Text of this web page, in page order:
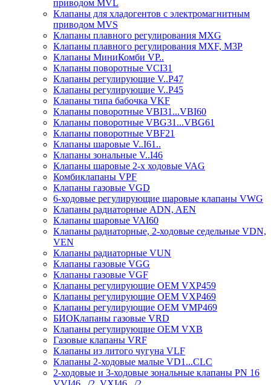
приводом MVL
Клапаны для хладогентов с электромагнитным
приводом MVS
Клапаны плавного регулирования MXG
Клапаны плавного регулирования MXF, M3P
Клапаны МиниКомби VP..
Клапаны поворотные VCI31
Клапаны регулирующие V..P47
Клапаны регулирующие V..P45
Клапаны типа бабочка VKF
Клапаны поворотные VBI31...VBI60
Клапаны поворотные VBG31...VBG61
Клапаны поворотные VBF21
Клапаны шаровые V..I61..
Клапаны зональные V..I46
Клапаны шаровые 2-х ходовые VAG
Комбиклапаны VPF
Клапаны газовые VGD
6-ходовые регулирующие шаровые клапаны VWG
Клапаны радиаторные ADN, AЕN
Клапаны шаровые VAI60
Клапаны радиаторные, 2-ходовые седельные VDN,
VEN
Клапаны радиаторные VUN
Клапаны газовые VGG
Клапаны газовые VGF
Клапаны регулирующие ОЕМ VXP459
Клапаны регулирующие ОЕМ VXP469
Клапаны регулирующие ОЕМ VMP469
БИОКлапаны газовыe VRD
Клапаны регулирующие OEM VXB
Газовые клапаны VRF
Клапаны из литого чугуна VLF
Клапаны 2-ходовые малые VD1...CLC
2-ходовые и 3-ходовые зональные клапаны PN 16